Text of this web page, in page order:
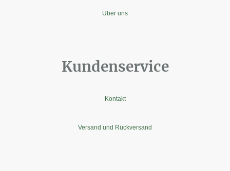
Über uns
Kundenservice
Kontakt
Versand und Rückversand